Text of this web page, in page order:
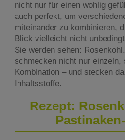
nicht nur für einen wohlig
auch perfekt, um
miteinander zu kombinieren,
Blick vielleicht nicht
Sie werden sehen:
schmecken nicht nur einzeln,
Kombination – und stecken
Inhaltsstoffe.
Rezept: